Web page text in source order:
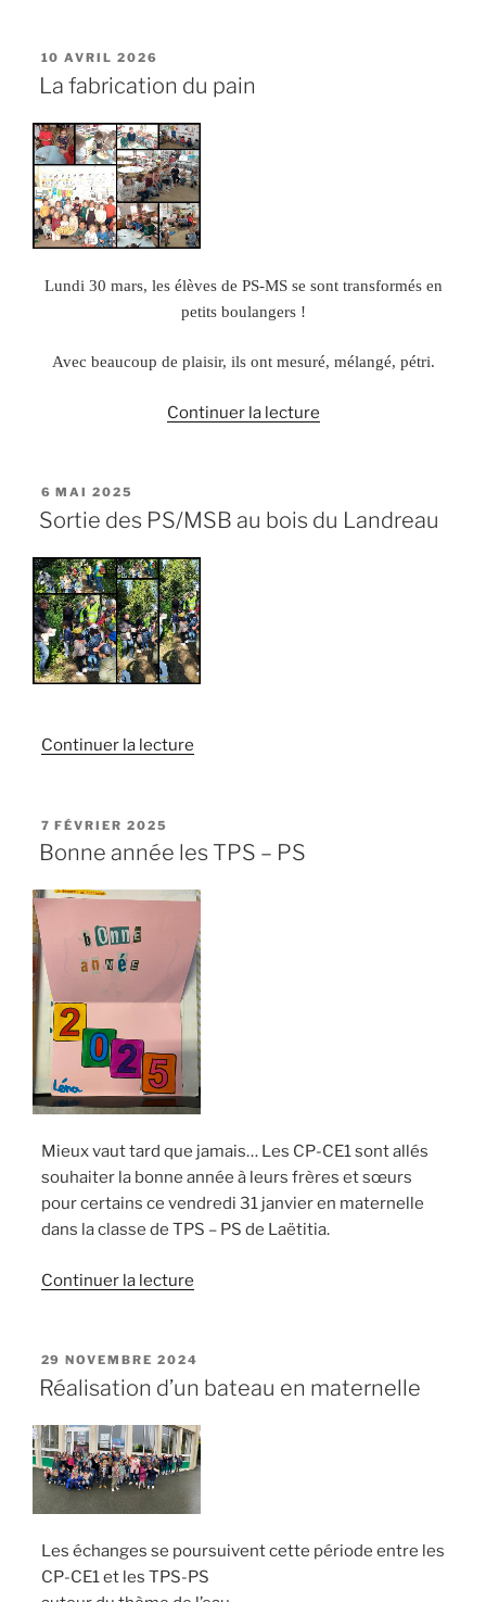
métiers
centre
ville
des
Herbiers »
PUBLIÉ
LE
10 AVRIL 2026
La fabrication du pain
Lundi 30 mars, les élèves de PS-MS se sont transformés en
petits boulangers !
Avec beaucoup de plaisir, ils ont mesuré, mélangé, pétri.
Continuer la lecturede
pain »
PUBLIÉ
LE
6 MAI 2025
Sortie des PS/MSB au bois du Landreau
Continuer la lecturede
au
du
Landreau »
PUBLIÉ
LE
7 FÉVRIER 2025
Bonne année les TPS – PS
Mieux vaut tard que jamais… Les CP-CE1 sont allés
souhaiter la bonne année à leurs frères et sœurs
pour certains ce vendredi 31 janvier en maternelle
dans la classe de TPS – PS de Laëtitia.
Continuer la lecturede
les
TPS
PS »
PUBLIÉ
LE
29 NOVEMBRE 2024
Réalisation d’un bateau en maternelle
Les échanges se poursuivent cette période entre les
CP-CE1 et les TPS-PS